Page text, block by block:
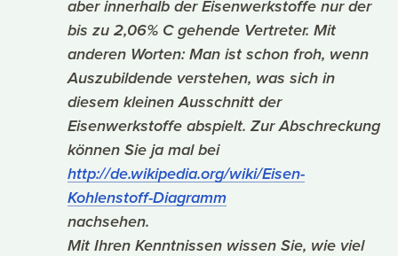
aber innerhalb der Eisenwerkstoffe nur der
bis zu 2,06% C gehende Vertreter. Mit
anderen Worten: Man ist schon froh, wenn
Auszubildende verstehen, was sich in
diesem kleinen Ausschnitt der
Eisenwerkstoffe abspielt. Zur Abschreckung
können Sie ja mal bei
http://de.wikipedia.org/wiki/Eisen-
Kohlenstoff-Diagramm
nachsehen.
Mit Ihren Kenntnissen wissen Sie, wie viel